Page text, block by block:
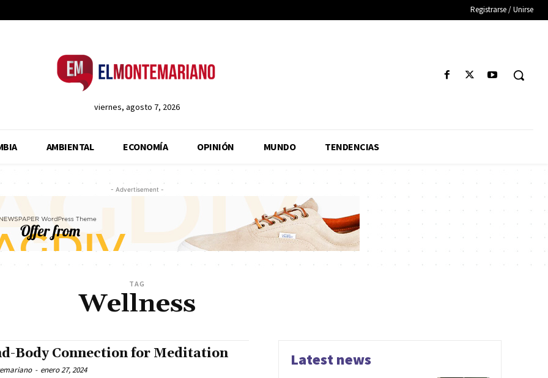
Registrarse / Unirse
viernes, agosto 7, 2026
AMBIENTAL ECONOMÍA OPINIÓN MUNDO TENDENCIAS
- Advertisement -
TAG
Wellness
Body Connection for Meditation
- enero 27, 2024
Latest news